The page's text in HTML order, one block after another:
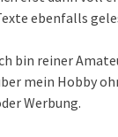
ebenfalls
bin reiner
mein Hobby
Werbung.